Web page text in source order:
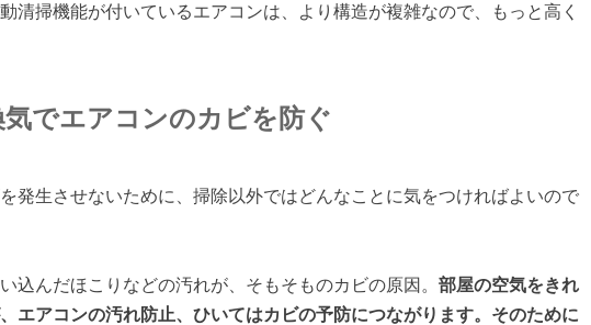
清掃機能が付いているエアコンは、より構造が複雑なので、もっと高く
気でエアコンのカビを防ぐ
発生させないために、掃除以外ではどんなことに気をつければよいので
込んだほこりなどの汚れが、そもそものカビの原因。 部屋の空気をきれ
エアコンの汚れ防止、ひいてはカビの予防につながります。そのために